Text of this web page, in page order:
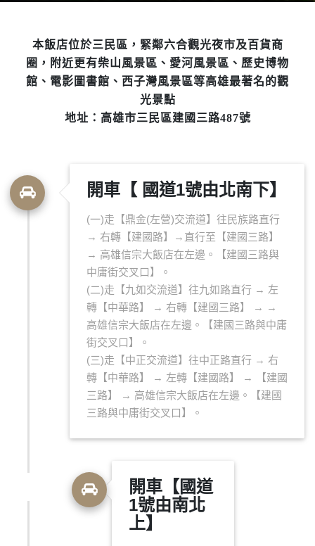
本飯店位於三民區，緊鄰六合觀光夜市及百貨商
圈，附近更有柴山風景區、愛河風景區、歷史博物
館、電影圖書館、西子灣風景區等高雄最著名的觀
光景點
地址：高雄市三民區建國三路487號
開車【 國道1號由北南下】
(一)走【鼎金(左營)交流道】往民族路直行
→ 右轉【建國路】→直行至【建國三路】
→ 高雄信宗大飯店在左邊。【建國三路與
中庸街交叉口】。
(二)走【九如交流道】往九如路直行 → 左
轉【中華路】 → 右轉【建國三路】 → →
高雄信宗大飯店在左邊。【建國三路與中庸
街交叉口】。
(三)走【中正交流道】往中正路直行 → 右
轉【中華路】 → 左轉【建國路】 → 【建國
三路】 → 高雄信宗大飯店在左邊。【建國
三路與中庸街交叉口】。
開車【國道
1號由南北
上】